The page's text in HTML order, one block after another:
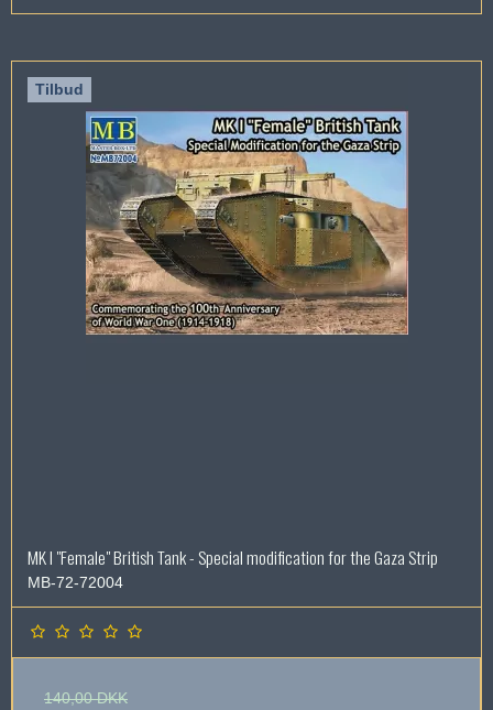
Tilbud
MK I "Female" British Tank - Special modification for the Gaza Strip
MB-72-72004
140,00 DKK